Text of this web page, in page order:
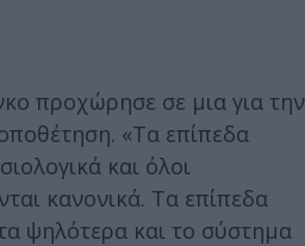
προχώρησε σε μια για την
«Τα επίπεδα
και όλοι
κανονικά. Τα επίπεδα
ψηλότερα και το σύστημα